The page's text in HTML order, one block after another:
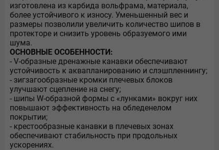
изготовлена из карбида вольфрама, материала,
более устойчивого к износу. Уменьшенный вес и
размеры позволили увеличить количество шипов в
протекторе и снизить уровень образуемого ими
шума.
ОСНОВНЫЕ ОСОБЕННОСТИ:
- V-образные дренажные канавки обеспечивают
устойчивость к аквапланированию и слэшпленнингу;
- зигзагообразные кромки плечевых блоков
улучшают сцепление на снегу;
- шипы W-образной формы с «лунками» вокруг них
повышают эффективность на обледенелом
покрытии;
- крестообразные канавки в плечевых зонах
обеспечивают стабильность при продольных
ускорениях.